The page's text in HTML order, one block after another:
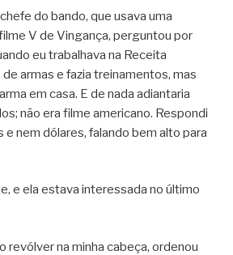
do bando, que usava uma
V de Vingança, perguntou por
eu trabalhava na Receita
armas e fazia treinamentos, mas
em casa. E de nada adiantaria
não era filme americano. Respondi
e nem dólares, falando bem alto para
e ela estava interessada no último
revólver na minha cabeça, ordenou